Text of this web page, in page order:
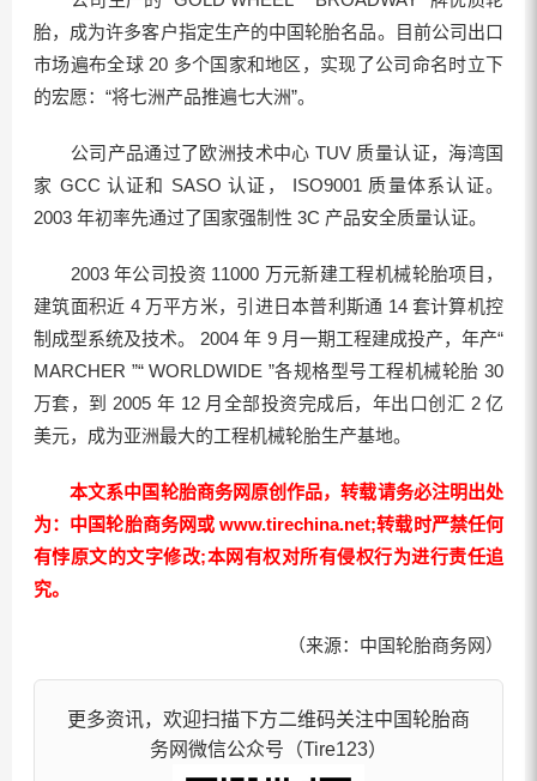
胎，成为许多客户指定生产的中国轮胎名品。目前公司出口
市场遍布全球 20 多个国家和地区，实现了公司命名时立下
的宏愿：“将七洲产品推遍七大洲”。
公司产品通过了欧洲技术中心 TUV 质量认证，海湾国
家 GCC 认证和 SASO 认证， ISO9001 质量体系认证。
2003 年初率先通过了国家强制性 3C 产品安全质量认证。
2003 年公司投资 11000 万元新建工程机械轮胎项目，
建筑面积近 4 万平方米，引进日本普利斯通 14 套计算机控
制成型系统及技术。 2004 年 9 月一期工程建成投产，年产“
MARCHER ”“ WORLDWIDE ”各规格型号工程机械轮胎 30
万套，到 2005 年 12 月全部投资完成后，年出口创汇 2 亿
美元，成为亚洲最大的工程机械轮胎生产基地。
本文系中国轮胎商务网原创作品，转载请务必注明出处
为：中国轮胎商务网或 www.tirechina.net;转载时严禁任何
有悖原文的文字修改;本网有权对所有侵权行为进行责任追
究。
（来源：中国轮胎商务网）
更多资讯，欢迎扫描下方二维码关注中国轮胎商
务网微信公众号（Tire123）